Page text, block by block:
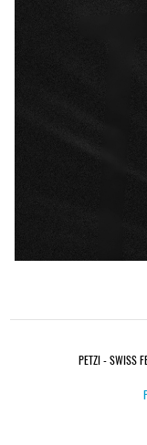
PETZI - SWISS